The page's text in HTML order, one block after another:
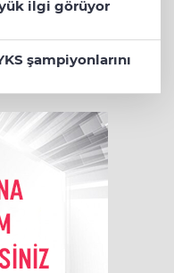
ilgi görüyor
şampiyonlarını